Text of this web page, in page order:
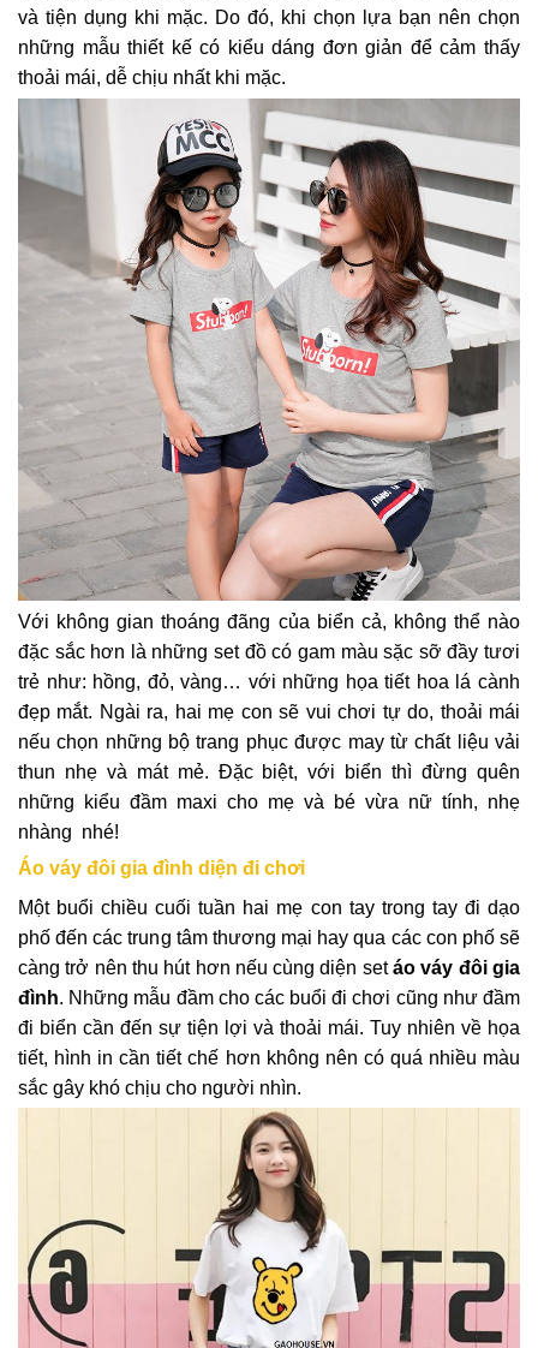
và tiện dụng khi mặc. Do đó, khi chọn lựa bạn nên chọn
những mẫu thiết kế có kiểu dáng đơn giản để cảm thấy
thoải mái, dễ chịu nhất khi mặc.
Với không gian thoáng đãng của biển cả, không thể nào
đặc sắc hơn là những set đồ có gam màu sặc sỡ đầy tươi
trẻ như: hồng, đỏ, vàng… với những họa tiết hoa lá cành
đẹp mắt. Ngài ra, hai mẹ con sẽ vui chơi tự do, thoải mái
nếu chọn những bộ trang phục được may từ chất liệu vải
thun nhẹ và mát mẻ. Đặc biệt, với biển thì đừng quên
những kiểu đầm maxi cho mẹ và bé vừa nữ tính, nhẹ
nhàng nhé!
Áo váy đôi gia đình diện đi chơi
Một buổi chiều cuối tuần hai mẹ con tay trong tay đi dạo
phố đến các trung tâm thương mại hay qua các con phố sẽ
càng trở nên thu hút hơn nếu cùng diện setáo váy đôi gia
đình. Những mẫu đầm cho các buổi đi chơi cũng như đầm
đi biển cần đến sự tiện lợi và thoải mái. Tuy nhiên về họa
tiết, hình in cần tiết chế hơn không nên có quá nhiều màu
sắc gây khó chịu cho người nhìn.